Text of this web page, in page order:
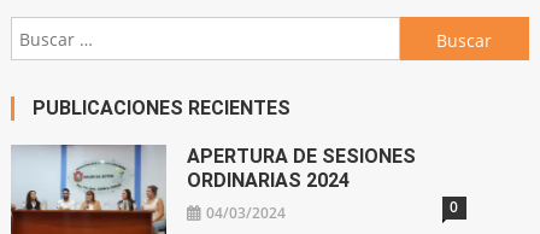
Buscar:
PUBLICACIONES RECIENTES
APERTURA DE SESIONES
ORDINARIAS 2024
04/03/2024 0